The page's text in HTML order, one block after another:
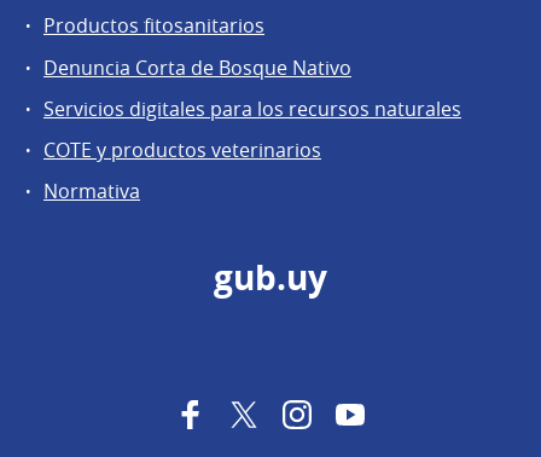
Productos fitosanitarios
Denuncia Corta de Bosque Nativo
Servicios digitales para los recursos naturales
COTE y productos veterinarios
Normativa
gub.uy
FacebookTwitterInstagramYouTube